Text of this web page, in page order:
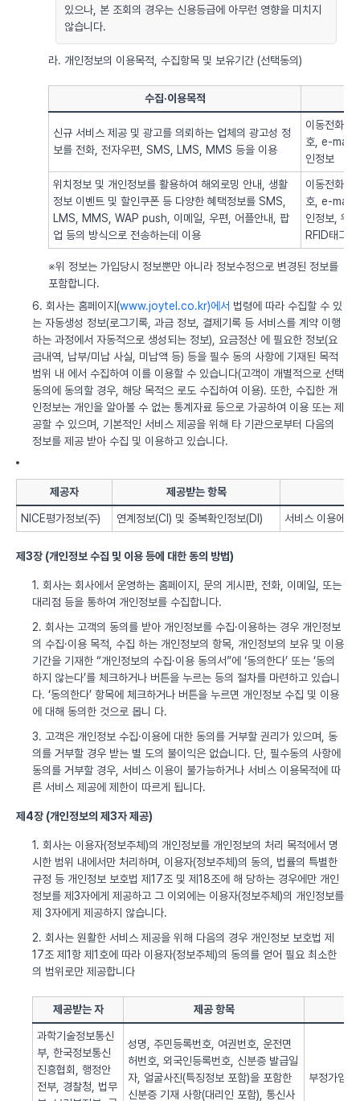
있으나, 본 조회의 경우는 신용등급에 아무런 영향을 미치지
않습니다.
라. 개인정보의 이용목적, 수집항목 및 보유기간 (선택동의)
수집·이용목적
신규 서비스 제공 및 광고를 의뢰하는 업체의 광고성 정
보를 전화, 전자우편, SMS, LMS, MMS 등을 이용
이동전화번
호, e-mail,
인정보
위치정보 및 개인정보를 활용하여 해외로밍 안내, 생활
정보 이벤트 및 할인쿠폰 등 다양한 혜택정보를 SMS,
LMS, MMS, WAP push, 이메일, 우편, 어플안내, 팝
업 등의 방식으로 전송하는데 이용
이동전화번
호, e-mail,
인정보, 위
RFID태그
※위 정보는 가입당시 정보뿐만 아니라 정보수정으로 변경된 정보를
포함합니다.
6. 회사는 홈페이지(www.joytel.co.kr)에서 법령에 따라 수집할 수 있
는 자동생성 정보(로그기록, 과금 정보, 결제기록 등 서비스를 계약 이행
하는 과정에서 자동적으로 생성되는 정보), 요금정산 에 필요한 정보(요
금내역, 납부/미납 사실, 미납액 등) 등을 필수 동의 사항에 기재된 목적
범위 내 에서 수집하여 이를 이용할 수 있습니다(고객이 개별적으로 선택
동의에 동의할 경우, 해당 목적으 로도 수집하여 이용). 또한, 수집한 개
인정보는 개인을 알아볼 수 없는 통계자료 등으로 가공하여 이용 또는 제
공할 수 있으며, 기본적인 서비스 제공을 위해 타 기관으로부터 다음의
정보를 제공 받아 수집 및 이용하고 있습니다.
제공자 제공받는 항목
NICE평가정보(주) 연계정보(CI) 및 중복확인정보(DI) 서비스 이용에
제3장 (개인정보 수집 및 이용 등에 대한 동의 방법)
1. 회사는 회사에서 운영하는 홈페이지, 문의 게시판, 전화, 이메일, 또는
대리점 등을 통하여 개인정보를 수집합니다.
2. 회사는 고객의 동의를 받아 개인정보를 수집·이용하는 경우 개인정보
의 수집·이용 목적, 수집 하는 개인정보의 항목, 개인정보의 보유 및 이용
기간을 기재한 “개인정보의 수집·이용 동의서”에 ‘동의한다’ 또는 ‘동의
하지 않는다’를 체크하거나 버튼을 누르는 등의 절차를 마련하고 있습니
다. ‘동의한다’ 항목에 체크하거나 버튼을 누르면 개인정보 수집 및 이용
에 대해 동의한 것으로 봅니 다.
3. 고객은 개인정보 수집·이용에 대한 동의를 거부할 권리가 있으며, 동
의를 거부할 경우 받는 별 도의 불이익은 없습니다. 단, 필수동의 사항에
동의를 거부할 경우, 서비스 이용이 불가능하거나 서비스 이용목적에 따
른 서비스 제공에 제한이 따르게 됩니다.
제4장 (개인정보의 제3자 제공)
1. 회사는 이용자(정보주체)의 개인정보를 개인정보의 처리 목적에서 명
시한 범위 내에서만 처리하며, 이용자(정보주체)의 동의, 법률의 특별한
규정 등 개인정보 보호법 제17조 및 제18조에 해 당하는 경우에만 개인
정보를 제3자에게 제공하고 그 이외에는 이용자(정보주체)의 개인정보를
제 3자에게 제공하지 않습니다.
2. 회사는 원활한 서비스 제공을 위해 다음의 경우 개인정보 보호법 제
17조 제1항 제1호에 따라 이용자(정보주체)의 동의를 얻어 필요 최소한
의 범위로만 제공합니다
제공받는 자 제공 항목
과학기술정보통신
부, 한국정보통신
진흥협회, 행정안
전부, 경찰청, 법무
성명, 주민등록번호, 여권번호, 운전면
허번호, 외국인등록번호, 신분증 발급일
자, 얼굴사진(특징정보 포함)을 포함한
신분증 기재 사항(대리인 포함), 통신사
부정가입